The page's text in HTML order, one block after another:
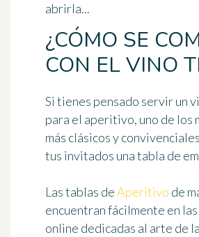
abrirla...
¿CÓMO SE
CON EL VINO
Si tienes pensado servirun
para el aperitivo, uno de los
más clásicos y
tus invitados una tabla de
Las tablas deAperitivo de
encuentran fácilmente en
online dedicadas al arte de